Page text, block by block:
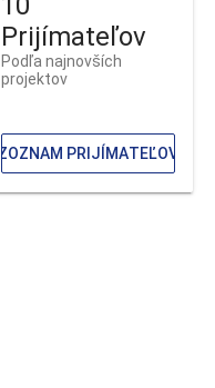
Prijímateľov
Podľa najnovších
projektov
ZOZNAM PRIJÍMATEĽOV